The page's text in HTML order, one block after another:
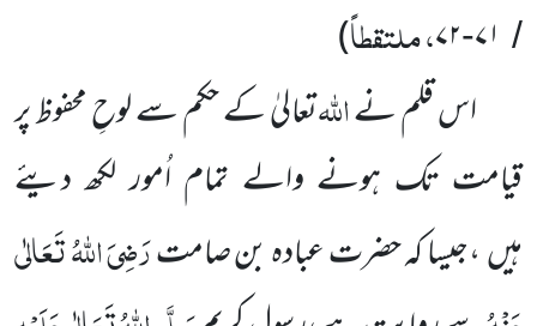
/ ۷۱-۷۲، ملتقطاً)
اس قلم نےاللّٰہتعالیٰ کے حکم سے لوحِ محفوظ پر
قیامت تک ہونے والے تمام اُمور لکھ دیئے
ہیں،جیسا کہ حضرتعبادہ بن صامترَضِیَ اللّٰہُ تَعَالٰی